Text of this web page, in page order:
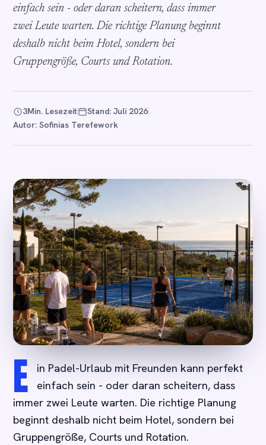
einfach sein - oder daran scheitern, dass immer
zwei Leute warten. Die richtige Planung beginnt
deshalb nicht beim Hotel, sondern bei
Gruppengröße, Courts und Rotation.
3Min. Lesezeit
Stand: Juli 2026
Autor: Sofinias Terefework
E
in Padel-Urlaub mit Freunden kann perfekt
einfach sein - oder daran scheitern, dass
immer zwei Leute warten. Die richtige Planung
beginnt deshalb nicht beim Hotel, sondern bei
Gruppengröße, Courts und Rotation.